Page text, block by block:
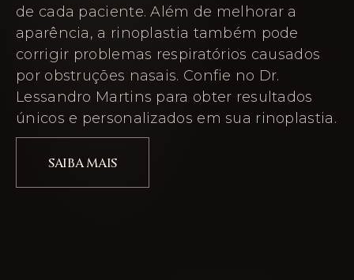
de cada paciente. Além de melhorar a
aparência, a rinoplastia também pode
corrigir problemas respiratórios causados
por obstruções nasais. Confie no Dr.
Lessandro Martins para obter resultados
únicos e personalizados em sua rinoplastia.
SAIBA MAIS